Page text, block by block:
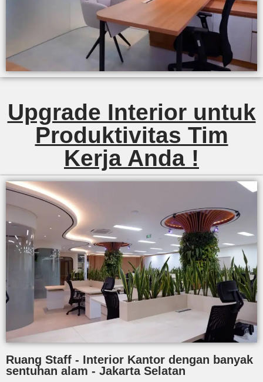
Upgrade Interior untuk
Produktivitas Tim
Kerja Anda !
Ruang Staff - Interior Kantor dengan banyak
sentuhan alam - Jakarta Selatan